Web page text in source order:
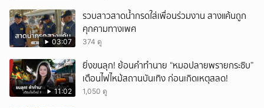
03:07
รวบสาวสาดน้ำกรดใส่เพื่อนร่วมงาน สางแค้นถูก
คุกคามทางเพศ
374 ดู
11:02
ยิ่งขนลุก! ย้อนคำทำนาย “หมอปลายพรายกระซิบ”
เตือนไฟไหม้สถานบันเทิง ก่อนเกิดเหตุสลด!
1,050 ดู